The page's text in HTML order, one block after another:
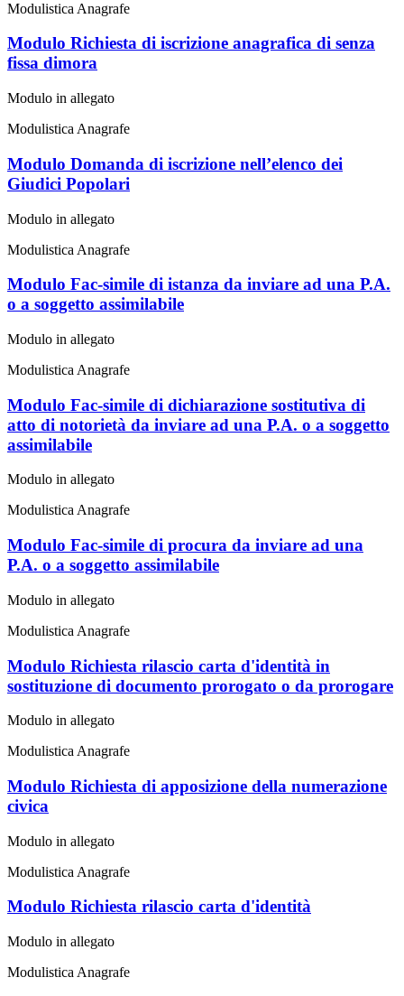
Modulistica Anagrafe
Modulo Richiesta di iscrizione anagrafica di senza
fissa dimora
Modulo in allegato
Modulistica Anagrafe
Modulo Domanda di iscrizione nell’elenco dei
Giudici Popolari
Modulo in allegato
Modulistica Anagrafe
Modulo Fac-simile di istanza da inviare ad una P.A.
o a soggetto assimilabile
Modulo in allegato
Modulistica Anagrafe
Modulo Fac-simile di dichiarazione sostitutiva di
atto di notorietà da inviare ad una P.A. o a soggetto
assimilabile
Modulo in allegato
Modulistica Anagrafe
Modulo Fac-simile di procura da inviare ad una
P.A. o a soggetto assimilabile
Modulo in allegato
Modulistica Anagrafe
Modulo Richiesta rilascio carta d'identità in
sostituzione di documento prorogato o da prorogare
Modulo in allegato
Modulistica Anagrafe
Modulo Richiesta di apposizione della numerazione
civica
Modulo in allegato
Modulistica Anagrafe
Modulo Richiesta rilascio carta d'identità
Modulo in allegato
Modulistica Anagrafe